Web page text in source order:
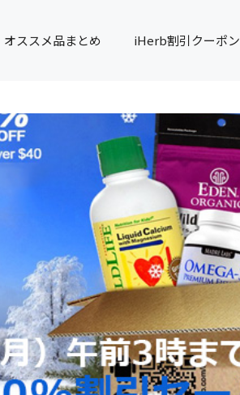
オススメ品まとめ iHerb割引クーポン